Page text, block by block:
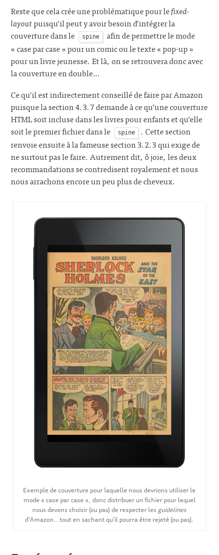
Reste que cela crée une problématique pour lefixed-
layoutpuisqu’il peut y avoir besoin d’intégrer la
couverture dans le
spine
afin de permettre le mode
« case par case » pour un comic ou le texte « pop-up »
pour un livre jeunesse. Et là, on se retrouvera donc avec
la couverture en double…
Ce qu’il est indirectement conseillé de faire par Amazon
puisque la section 4.3.7 demande à ce qu’une couverture
HTML soit incluse dans les livres pour enfants et qu’elle
soit le premier fichier dans le
spine
. Cette section
renvoie ensuite à la fameuse section 3.2.3 qui exige de
ne surtout pas le faire. Autrement dit, ô joie, les deux
recommandations se contredisent royalement et nous
nous arrachons encore un peu plus de cheveux.
Exemple de couverture pour laquelle nous devrions utiliser le
mode « case par case », donc distribuer un fichier pour lequel
nous devons choisir (ou pas) de respecter lesguidelines
d’Amazon… tout en sachant qu’il pourra être rejeté (ou pas).